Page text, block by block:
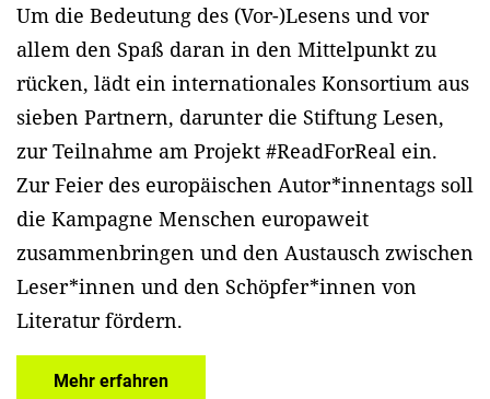
Um die Bedeutung des (Vor-)Lesens und vor
allem den Spaß daran in den Mittelpunkt zu
rücken, lädt ein internationales Konsortium aus
sieben Partnern, darunter die Stiftung Lesen,
zur Teilnahme am Projekt #ReadForReal ein.
Zur Feier des europäischen Autor*innentags soll
die Kampagne Menschen europaweit
zusammenbringen und den Austausch zwischen
Leser*innen und den Schöpfer*innen von
Literatur fördern.
Mehr erfahren